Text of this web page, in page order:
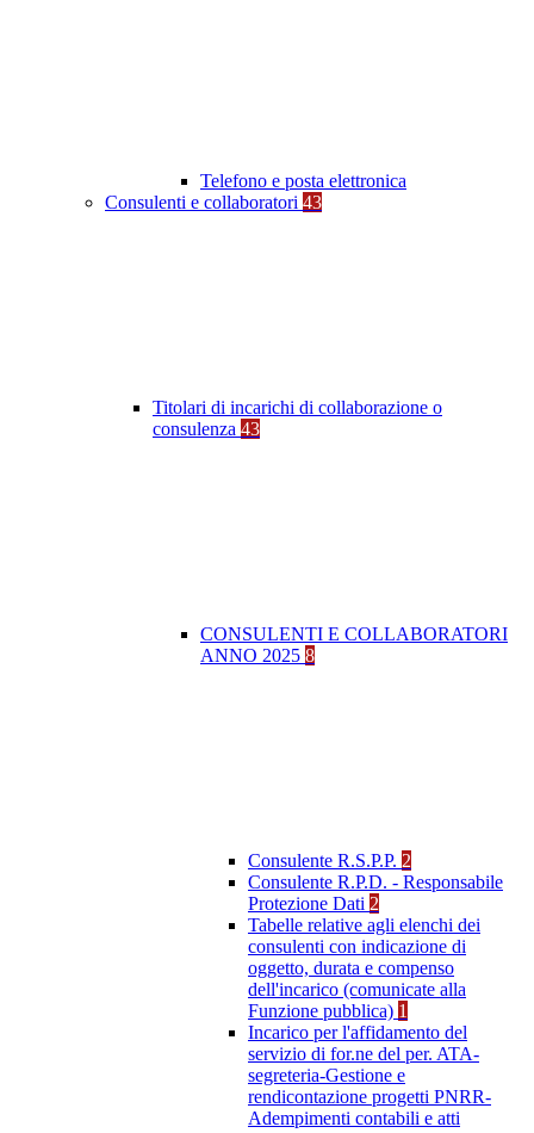
Telefono e posta elettronica
Consulenti e collaboratori 43
Titolari di incarichi di collaborazione o
consulenza 43
CONSULENTI E COLLABORATORI
ANNO 2025 8
Consulente R.S.P.P. 2
Consulente R.P.D. - Responsabile
Protezione Dati 2
Tabelle relative agli elenchi dei
consulenti con indicazione di
oggetto, durata e compenso
dell'incarico (comunicate alla
Funzione pubblica) 1
Incarico per l'affidamento del
servizio di for.ne del per. ATA-
segreteria-Gestione e
rendicontazione progetti PNRR-
Adempimenti contabili e atti